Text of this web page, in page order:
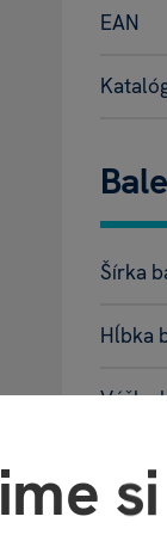
EAN
Šírka
Hĺbka
Výška